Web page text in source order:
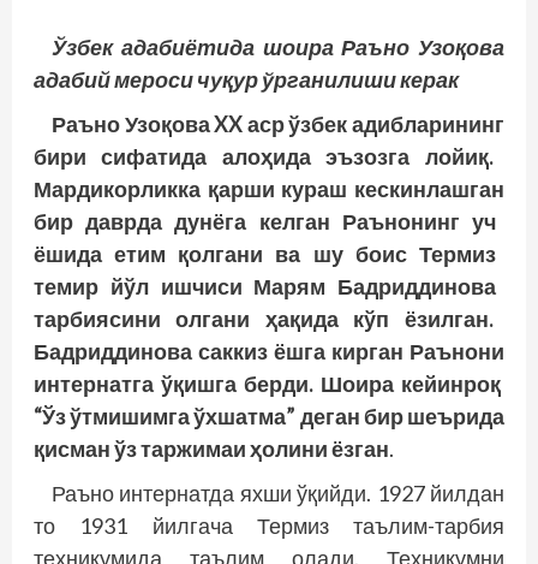
Ўзбек адабиётида шоира Раъно Узоқова
адабий мероси чуқур ўрганилиши керак
РаъноУзоқоваXX асрўзбекадибларининг
бири сифатида алоҳидаэъзозга лойиқ.
Мардикорликка қарши кураш кескинлашган
бир даврда дунёга келган Раънонинг уч
ёшида етим қолгани ва шубоисТермиз
темир йўлишчиси Марям Бадриддинова
тарбиясини олгани ҳақидакўп ёзилган.
Бадриддинова саккиз ёшга кирган Раънони
интернатга ўқишга берди. Шоира кейинроқ
“Ўзўтмишимгаўхшатма” деганбиршеърида
қисманўзтаржимаиҳолиниёзган.
Раъно интернатда яхши ўқийди. 1927 йилдан
то 1931 йилгача Термиз таълим-тарбия
техникумида таълим олади. Техникумни